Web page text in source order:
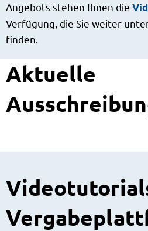
Angebots stehen Ihnen die
Verfügung, die Sie weiter
finden.
Aktuelle